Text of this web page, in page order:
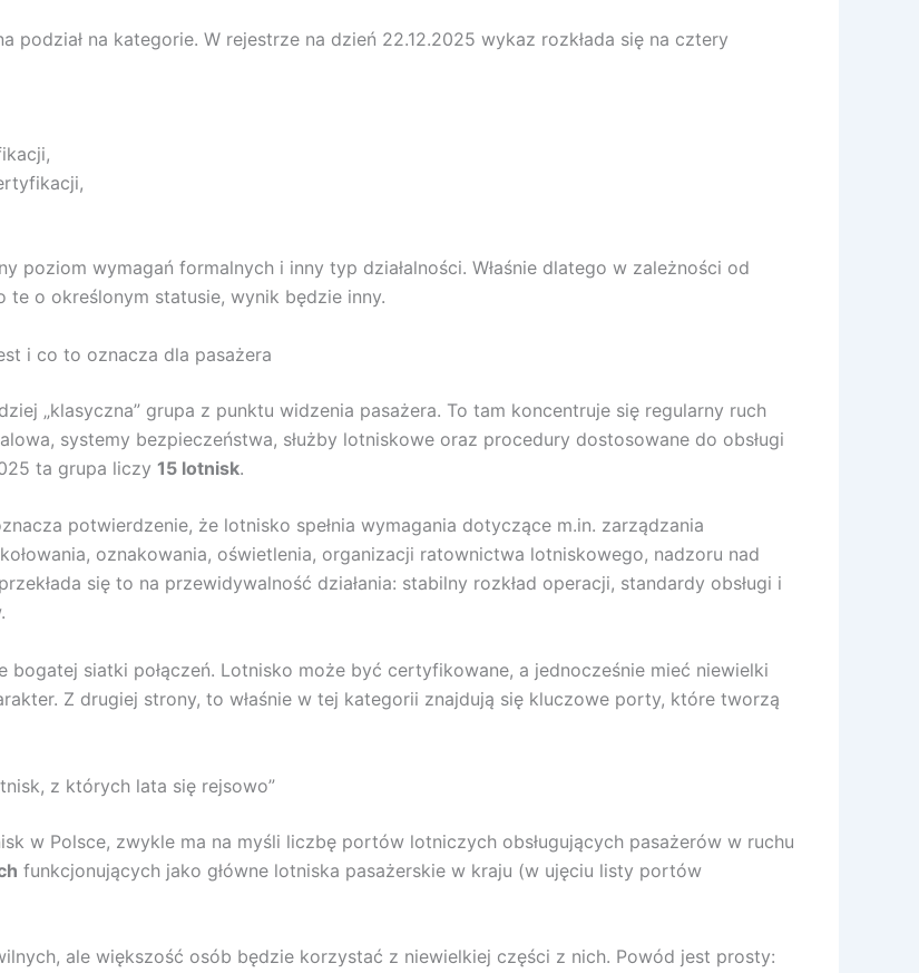
podział na kategorie. W rejestrze na dzień 22.12.2025 wykaz rozkłada się na cztery
poziom wymagań formalnych i inny typ działalności. Właśnie dlatego w zależności od
o określonym statusie, wynik będzie inny.
i co to oznacza dla pasażera
„klasyczna” grupa z punktu widzenia pasażera. To tam koncentruje się regularny ruch
systemy bezpieczeństwa, służby lotniskowe oraz procedury dostosowane do obsługi
ta grupa liczy 15 lotnisk.
potwierdzenie, że lotnisko spełnia wymagania dotyczące m.in. zarządzania
oznakowania, oświetlenia, organizacji ratownictwa lotniskowego, nadzoru nad
się to na przewidywalność działania: stabilny rozkład operacji, standardy obsługi i
siatki połączeń. Lotnisko może być certyfikowane, a jednocześnie mieć niewielki
Z drugiej strony, to właśnie w tej kategorii znajdują się kluczowe porty, które tworzą
z których lata się rejsowo”
w Polsce, zwykle ma na myśli liczbę portów lotniczych obsługujących pasażerów w ruchu
funkcjonujących jako główne lotniska pasażerskie w kraju (w ujęciu listy portów
ale większość osób będzie korzystać z niewielkiej części z nich. Powód jest prosty: